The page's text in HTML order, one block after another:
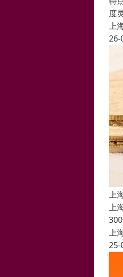
度
上
26-
上
上
上
25-